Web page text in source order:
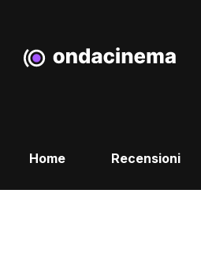
Home Recensioni